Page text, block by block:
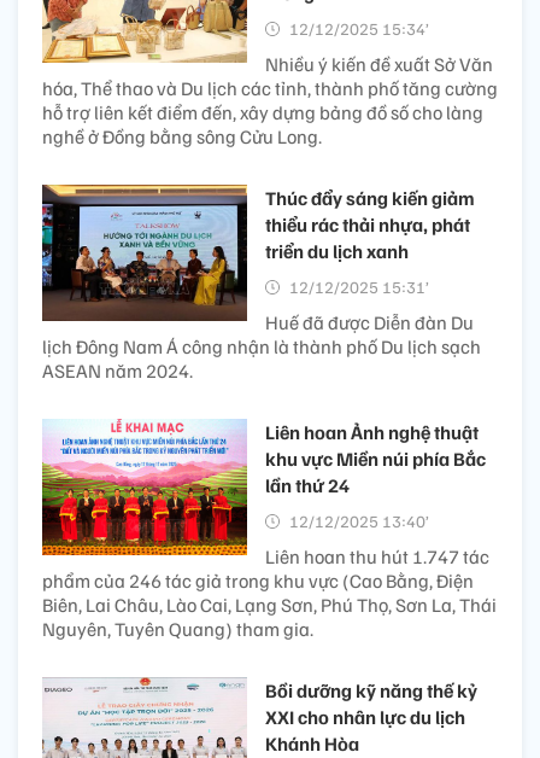
12/12/2025 15:34’
Nhiều ý kiến đề xuất Sở Văn
hóa, Thể thao và Du lịch các tỉnh, thành phố tăng cường
hỗ trợ liên kết điểm đến, xây dựng bảng đồ số cho làng
nghề ở Đồng bằng sông Cửu Long.
Thúc đẩy sáng kiến giảm
thiểu rác thải nhựa, phát
triển du lịch xanh
12/12/2025 15:31’
Huế đã được Diễn đàn Du
lịch Đông Nam Á công nhận là thành phố Du lịch sạch
ASEAN năm 2024.
Liên hoan Ảnh nghệ thuật
khu vực Miền núi phía Bắc
lần thứ 24
12/12/2025 13:40’
Liên hoan thu hút 1.747 tác
phẩm của 246 tác giả trong khu vực (Cao Bằng, Điện
Biên, Lai Châu, Lào Cai, Lạng Sơn, Phú Thọ, Sơn La, Thái
Nguyên, Tuyên Quang) tham gia.
Bồi dưỡng kỹ năng thế kỷ
XXI cho nhân lực du lịch
Khánh Hòa